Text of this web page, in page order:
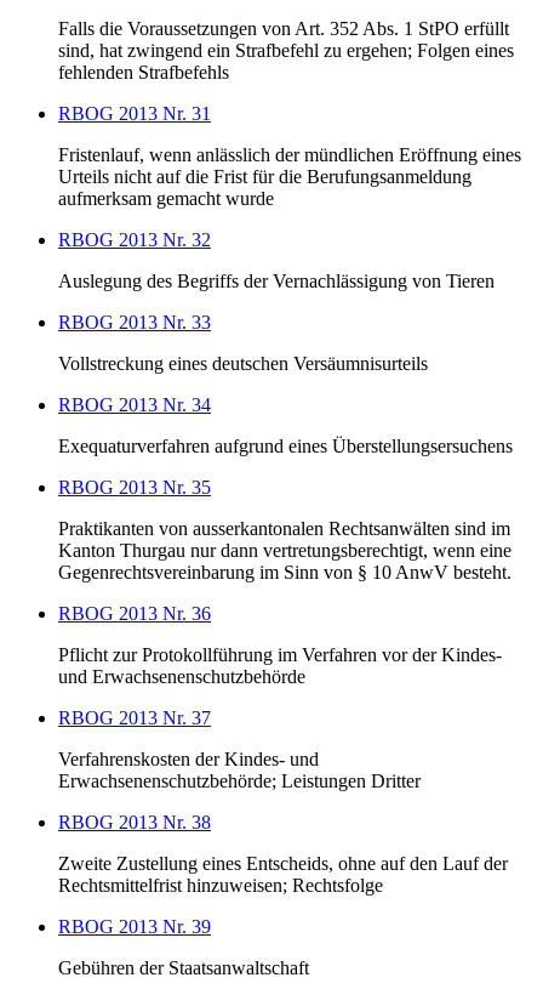
Falls die Voraussetzungen von Art. 352 Abs. 1 StPO erfüllt
sind, hat zwingend ein Strafbefehl zu ergehen; Folgen eines
fehlenden Strafbefehls
RBOG 2013 Nr. 31
Fristenlauf, wenn anlässlich der mündlichen Eröffnung eines
Urteils nicht auf die Frist für die Berufungsanmeldung
aufmerksam gemacht wurde
RBOG 2013 Nr. 32
Auslegung des Begriffs der Vernachlässigung von Tieren
RBOG 2013 Nr. 33
Vollstreckung eines deutschen Versäumnisurteils
RBOG 2013 Nr. 34
Exequaturverfahren aufgrund eines Überstellungsersuchens
RBOG 2013 Nr. 35
Praktikanten von ausserkantonalen Rechtsanwälten sind im
Kanton Thurgau nur dann vertretungsberechtigt, wenn eine
Gegenrechtsvereinbarung im Sinn von § 10 AnwV besteht.
RBOG 2013 Nr. 36
Pflicht zur Protokollführung im Verfahren vor der Kindes-
und Erwachsenenschutzbehörde
RBOG 2013 Nr. 37
Verfahrenskosten der Kindes- und
Erwachsenenschutzbehörde; Leistungen Dritter
RBOG 2013 Nr. 38
Zweite Zustellung eines Entscheids, ohne auf den Lauf der
Rechtsmittelfrist hinzuweisen; Rechtsfolge
RBOG 2013 Nr. 39
Gebühren der Staatsanwaltschaft